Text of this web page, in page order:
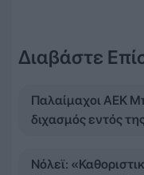
Διαβάστε
Παλαίμαχοι ΑΕΚ
διχασμός εντός
Νόλεϊ: